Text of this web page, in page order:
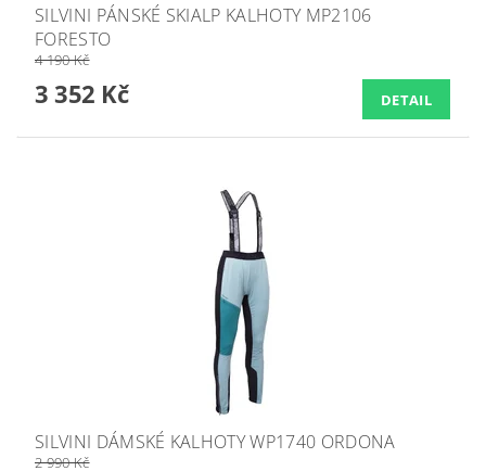
SILVINI PÁNSKÉ SKIALP KALHOTY MP2106
FORESTO
4 190 Kč
3 352 Kč DETAIL
SILVINI DÁMSKÉ KALHOTY WP1740 ORDONA
2 990 Kč